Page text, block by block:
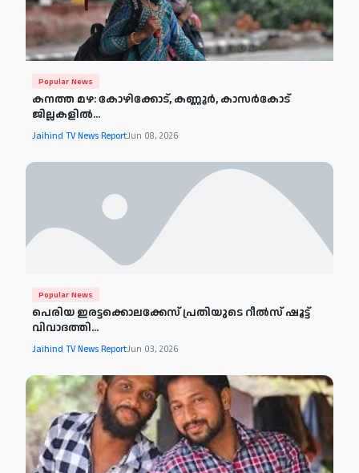
Popular News
കനത്ത മഴ: കോഴിക്കോട്, കണ്ണൂര്‍, കാസര്‍കോട്
ജില്ലകളില്‍...
Jaihind TV News ReportJun 08, 2026
Popular News
പെരിയ ഇരട്ടക്കൊലക്കേസ് പ്രതിയുടെ റീൽസ് ഷൂട്ട്
വിവാദത്തി...
Jaihind TV News ReportJun 03, 2026